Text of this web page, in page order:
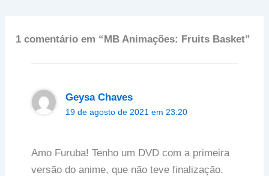
1 comentário em “MB Animações: Fruits Basket”
Geysa Chaves
19 de agosto de 2021 em 23:20
Amo Furuba! Tenho um DVD com a primeira
versão do anime, que não teve finalização.